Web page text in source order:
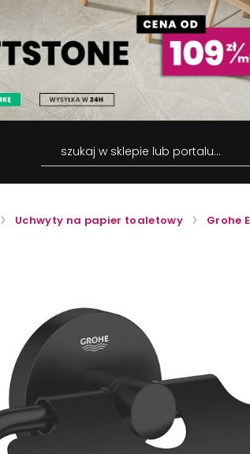
szukaj w sklepie lub portalu...
Uchwyty na papier toaletowy Grohe